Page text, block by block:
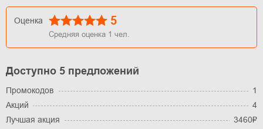
Оценка 5
Средняя оценка 1 чел.
Доступно 5 предложений
Промокодов
1
Акций
4
Лучшая акция
3460₽